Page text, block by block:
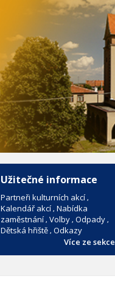
Užitečné informace
Partneři kulturních akcí
Kalendář akcí Nabídka
zaměstnání Volby Odpady
Dětská hřiště Odkazy
Více ze sekce